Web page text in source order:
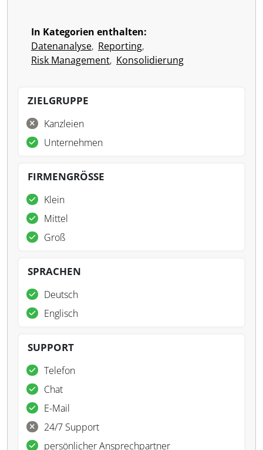
In Kategorien enthalten:
Datenanalyse, Reporting,
Risk Management, Konsolidierung
ZIELGRUPPE
Kanzleien
Unternehmen
FIRMENGRÖSSE
Klein
Mittel
Groß
SPRACHEN
Deutsch
Englisch
SUPPORT
Telefon
Chat
E-Mail
24/7 Support
persönlicher Ansprechpartner